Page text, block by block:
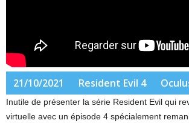
21/10/2021 Resident Evil 4
Inutile de présenter la série Resident Evil qui
virtuelle avec un épisode 4 spécialement